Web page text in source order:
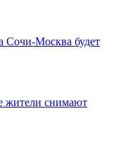
Сочи-Москва будет
жители снимают